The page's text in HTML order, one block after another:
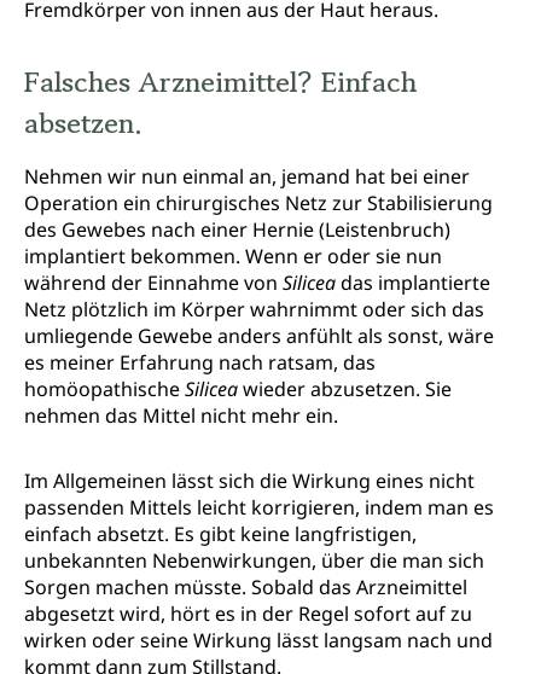
Fremdkörper von innen aus der Haut heraus.
Falsches Arzneimittel? Einfach
absetzen.
Nehmen wir nun einmal an, jemand hat bei einer
Operation ein chirurgisches Netz zur Stabilisierung
des Gewebes nach einer Hernie (Leistenbruch)
implantiert bekommen. Wenn er oder sie nun
während der Einnahme von Siliceadas implantierte
Netz plötzlich im Körper wahrnimmt oder sich das
umliegende Gewebe anders anfühlt als sonst, wäre
es meiner Erfahrung nach ratsam, das
homöopathischeSiliceawieder abzusetzen. Sie
nehmen das Mittel nicht mehr ein.
Im Allgemeinen lässt sich die Wirkung eines nicht
passenden Mittels leicht korrigieren, indem man es
einfach absetzt. Es gibt keine langfristigen,
unbekannten Nebenwirkungen, über die man sich
Sorgen machen müsste. Sobald das Arzneimittel
abgesetzt wird, hört es in der Regel sofort auf zu
wirken oder seine Wirkung lässt langsam nach und
kommt dann zum Stillstand.